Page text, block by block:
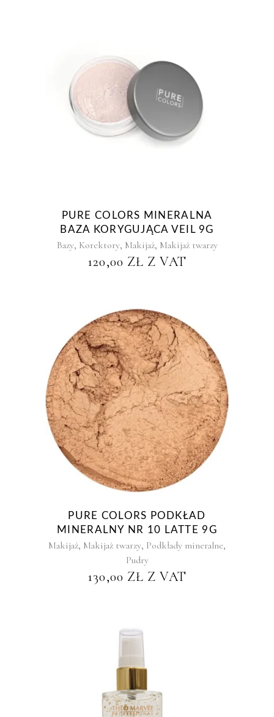
PURE COLORS MINERALNA
BAZA KORYGUJĄCA VEIL 9G
Bazy, Korektory, Makijaż, Makijaż twarzy
120,00 ZŁ Z VAT
PURE COLORS PODKŁAD
MINERALNY NR 10 LATTE 9G
Makijaż, Makijaż twarzy, Podkłady mineralne,
Pudry
130,00 ZŁ Z VAT